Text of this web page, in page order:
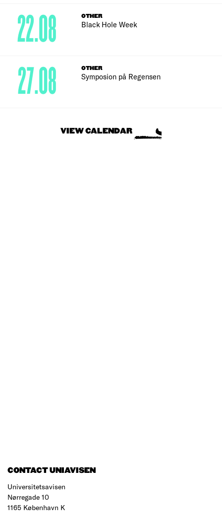
OTHER
Black Hole Week
22.08
OTHER
Symposion på Regensen
27.08
VIEW CALENDAR
CONTACT UNIAVISEN
Universitetsavisen
Nørregade 10
1165 København K